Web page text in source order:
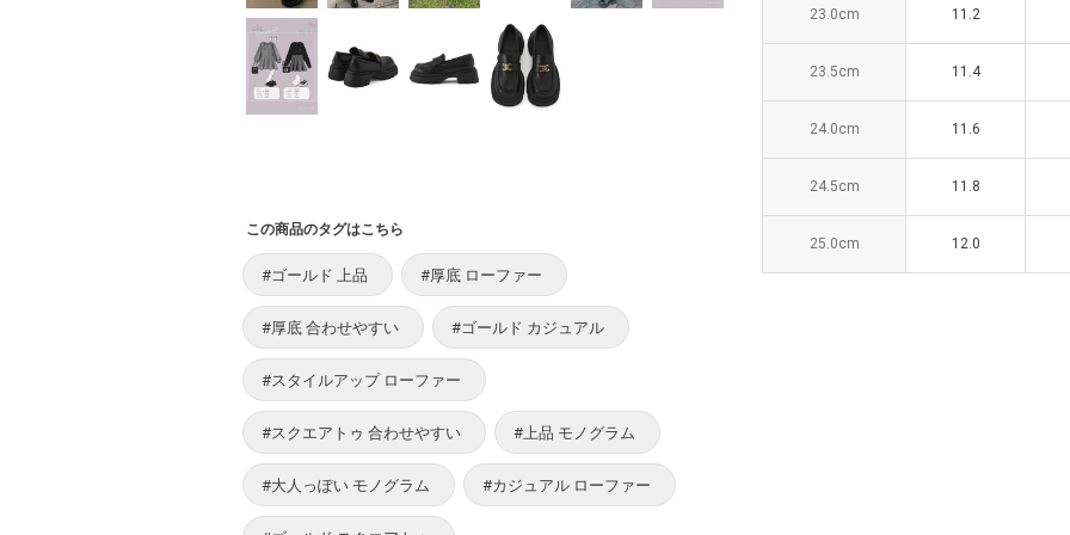
23.0cm 11.2
23.5cm 11.4
24.0cm 11.6
24.5cm 11.8
25.0cm 12.0
23.0cm 11.2
23.5cm 11.4
24.0cm 11.6
24.5cm 11.8
25.0cm 12.0
この商品のタグはこちら
#ゴールド 上品 #厚底 ローファー
#厚底 合わせやすい #ゴールド カジュアル
#スタイルアップ ローファー
#スクエアトゥ 合わせやすい #上品 モノグラム
#大人っぽい モノグラム #カジュアル ローファー